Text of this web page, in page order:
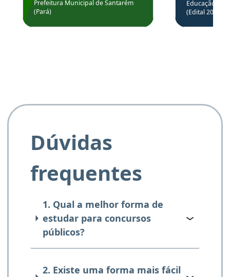
Prefeitura de Santarém.
Prefeitura Municipal de Santarém
(Pará)
através
de
Educação
(Edital
Dúvidas
frequentes
1. Qual a melhor forma de
estudar para concursos
públicos?
2. Existe uma forma mais fácil